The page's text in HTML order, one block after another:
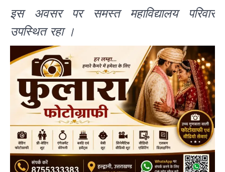
इस अवसर पर समस्त महाविद्यालय परिवार
उपस्थित रहा ।